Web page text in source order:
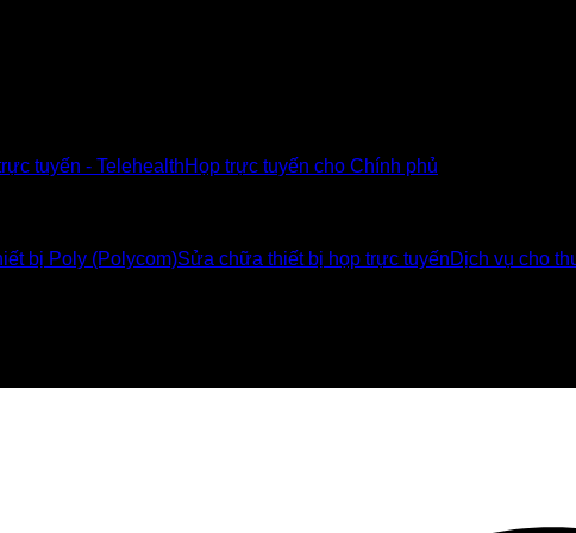
tuyến - TelehealthHọp trực tuyến cho Chính phủ
bị Poly (Polycom)Sửa chữa thiết bị họp trực tuyếnDịch vụ cho